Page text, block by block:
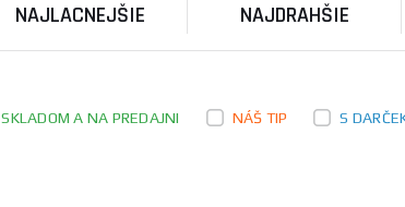
NAJLACNEJŠIE NAJDRAHŠIE
SKLADOM A NA PREDAJNI NÁŠ TIP S